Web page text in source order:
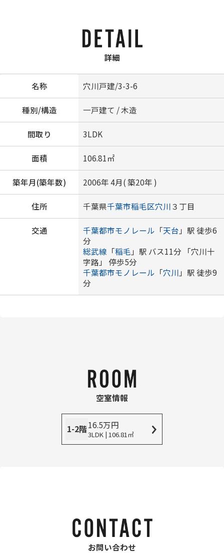
詳細
名称 穴川戸建/3-3-6
種別/構造 一戸建て / 木造
間取り 3LDK
面積 106.81㎡
築年月(築年数) 2006年 4月( 築20年 )
住所 千葉県千葉市稲毛区穴川３丁目
交通 千葉都市モノレール 「天台 」駅 徒歩6
分
総武線 「稲毛 」駅 バス11分 「穴川十
字路」 停歩5分
千葉都市モノレール 「穴川 」駅 徒歩9
分
空室情報
1-2階16.5万円
3LDK | 106.81㎡
お問い合わせ